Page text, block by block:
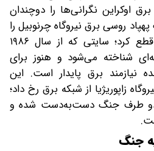
اوکراین نگرانی‌ها را دوچندان
روسی برق نیروگاه چرنوبیل را
برای بیش از سه ساعت قطع کرد؛ سایتی که از سال ۱۹۸۶
شناخته می‌شود و هنوز برای
برق پایدار است. این
زاپوریژیا از شبکه برق رخ داد؛
دو طرف جنگ دست‌به‌دست شده و
جنگ